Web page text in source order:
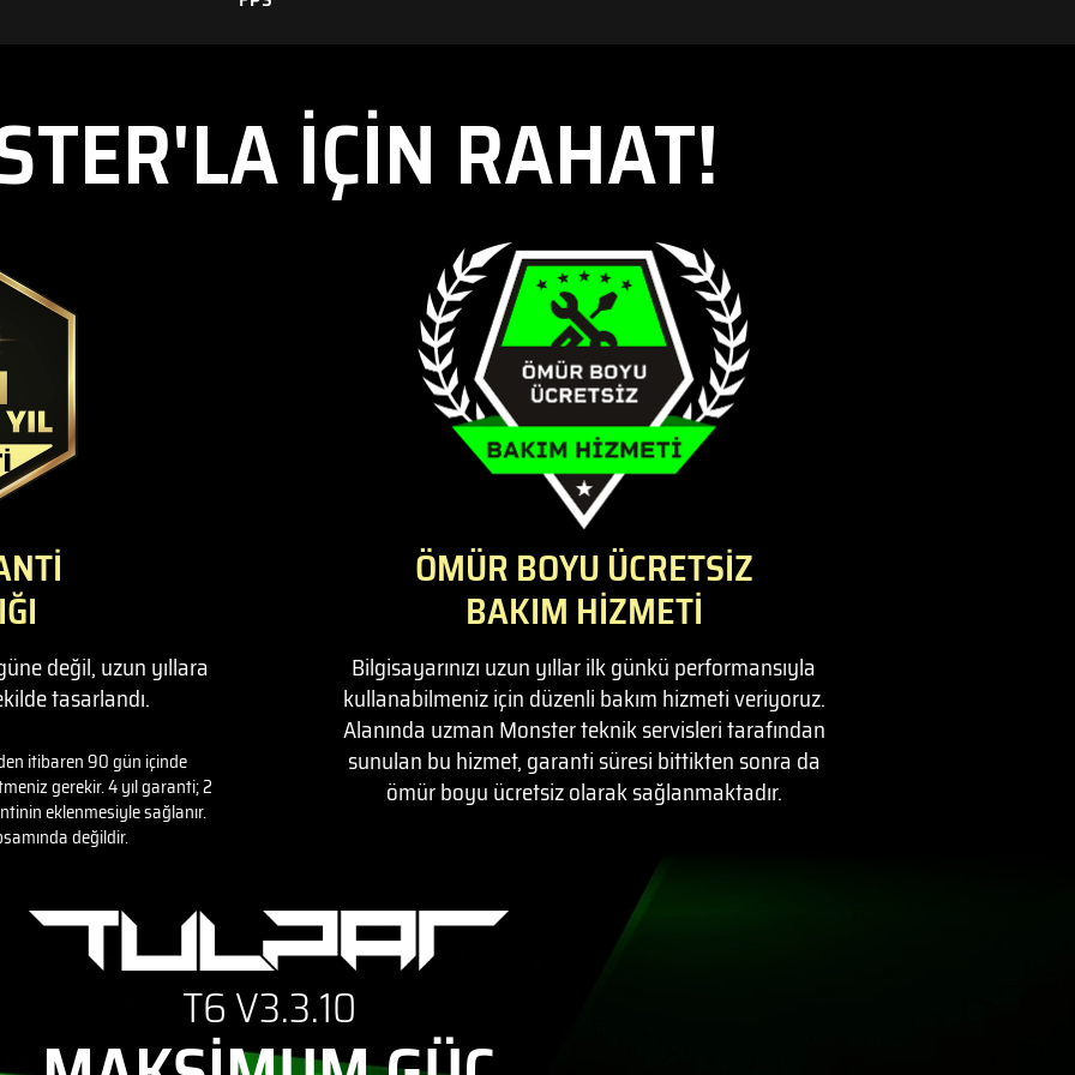
İÇİN RAHAT!
değil, uzun yıllara
tasarlandı.
itibaren 90 gün içinde
gerekir. 4 yıl garanti; 2
eklenmesiyle sağlanır.
değildir.
ÖMÜR BOYU ÜCRETSİZ
BAKIM HİZMETİ
Bilgisayarınızı uzun yıllar ilk günkü performansıyla
kullanabilmeniz için düzenli bakım hizmeti veriyoruz.
Alanında uzman Monster teknik servisleri tarafından
sunulan bu hizmet, garanti süresi bittikten sonra da
ömür boyu ücretsiz olarak sağlanmaktadır.
T6 V3.3.10